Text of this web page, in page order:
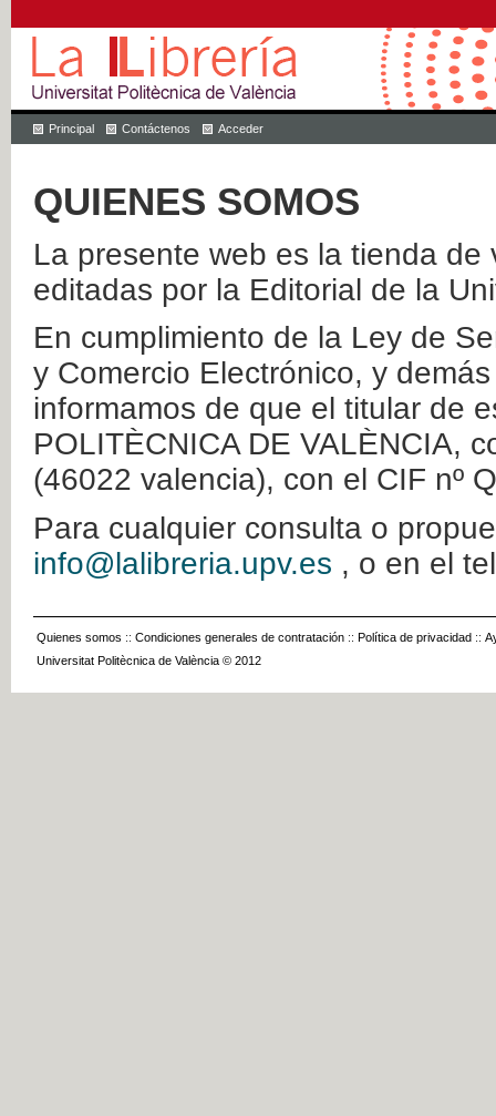
Principal Contáctenos Acceder
QUIENES SOMOS
La presente web es la tienda
editadas por la Editorial de la
En cumplimiento de la Ley de
y Comercio Electrónico, y
informamos de que el titular de
POLITÈCNICA DE VALÈNCIA,
(46022 valencia), con el CIF nº
Para cualquier consulta o
info@lalibreria.upv.es , o en el
Quienes somos :: Condiciones generales de contratación :: Política de privacidad ::
Universitat Politècnica de València © 2012